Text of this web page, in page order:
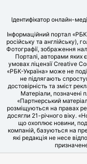
Ідентифікатор онлайн-
Інформаційний портал
російську та англійську),
Фотографії, зображення
Порталі, авторами яких
умовах ліцензії Creative
«РБК-Україна» може не
не підлягають
достовірність та зміст
Матеріали, позначені
«Партнерський
розміщуються на правах
досягли 21-річного віку.
що охоплює новини,
компаній, базуються на
які редакція не несе
© LLC